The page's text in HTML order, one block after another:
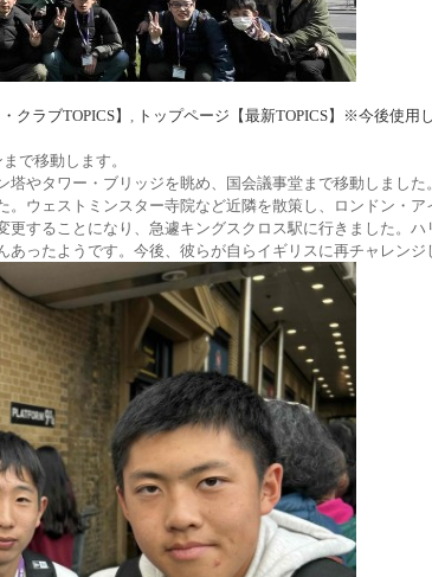
クラブTOPICS】 , トップページ【最新TOPICS】※今後使用
で移動します。
やタワー・ブリッジを眺め、国会議事堂まで移動しました。
ウェストミンスター寺院など近隣を散策し、ロンドン・
することになり、急遽キングスクロス駅に行きました。
ったようです。今後、彼らが自らイギリスに再チャレンジ